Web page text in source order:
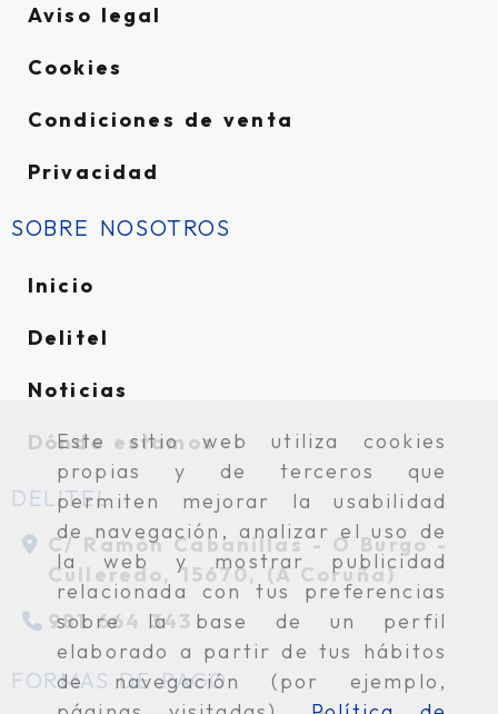
Este sitio web utiliza cookies
propias y de terceros que
permiten mejorar la usabilidad
de navegación, analizar el uso de
la web y mostrar publicidad
relacionada con tus preferencias
sobre la base de un perfil
elaborado a partir de tus hábitos
de navegación (por ejemplo,
Aviso legal
Cookies
Condiciones de venta
Privacidad
SOBRE NOSOTROS
Inicio
Delitel
Noticias
Dónde estamos
DELITEL
C/ Ramón Cabanillas - O Burgo -
Culleredo,15670,(A Coruña)
981 664 343
FORMAS DE PAGO